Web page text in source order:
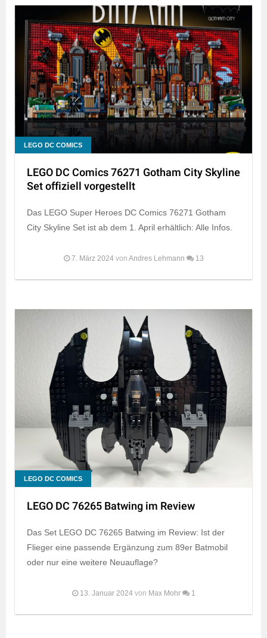
LEGO DC COMICS
LEGO DC Comics 76271 Gotham City Skyline
Set offiziell vorgestellt
Das LEGO Super Heroes DC Comics 76271 Gotham
City Skyline Set ist ab dem 1. April erhältlich: Alle Infos.
7. März 2024 von Andres Lehmann 13
LEGO DC COMICS
LEGO DC 76265 Batwing im Review
Das Set LEGO DC 76265 Batwing im Review: Ist der
Flieger eine passende Ergänzung zum 89er Batmobil
oder nur eine weitere Neuauflage?
13. Januar 2024 von Max Mohr 1